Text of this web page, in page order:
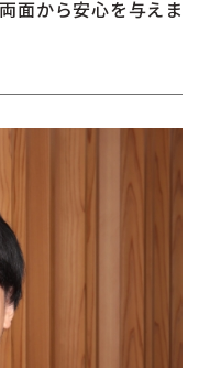
面から安心を与えま